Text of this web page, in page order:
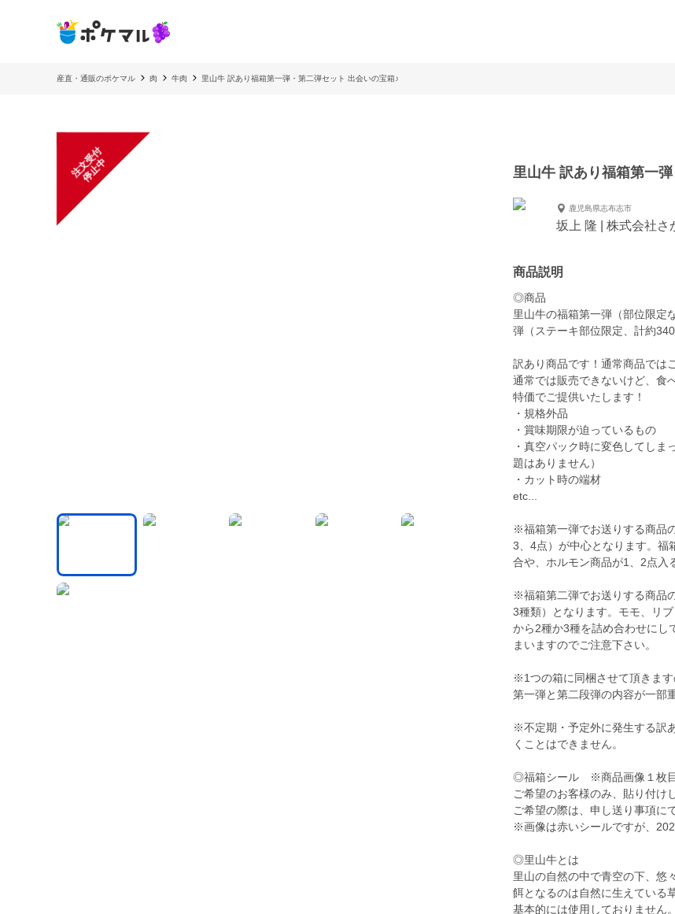
産直・通販のポケマル 肉 牛肉 里山牛 訳あり福箱第一弾・第二弾セット 出会いの宝箱♪
注
文
受
付
停
止
中 里山牛 訳あり福箱第一
鹿児島県志布志市
坂上 隆 | 株式会社さ
商品説明
◎商品
里山牛の福箱第一弾（部位限定
弾（ステーキ部位限定、計約
訳あり商品です！通常商品では
通常では販売できないけど、食
特価でご提供いたします！
・規格外品
・賞味期限が迫っているもの
・真空パック時に変色してし
題はありません）
・カット時の端材
etc...
※福箱第一弾でお送りする商品
3、4点）が中心となります。福
合や、ホルモン商品が1、2点入
※福箱第二弾でお送りする商品
3種類）となります。モモ、リ
から2種か3種を詰め合わせにし
まいますのでご注意下さい。
※1つの箱に同梱させて頂きま
第一弾と第二段弾の内容が一部
※不定期・予定外に発生する訳
くことはできません。
◎福箱シール ※商品画像１枚目
ご希望のお客様のみ、貼り付け
ご希望の際は、申し送り事項に
※画像は赤いシールですが、
◎里山牛とは
里山の自然の中で青空の下、悠
餌となるのは自然に生えている
基本的には使用しておりません